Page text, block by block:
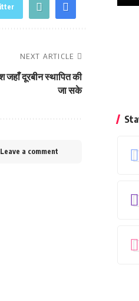
NEXT ARTICLE
जहाँ दूरबीन स्थापित की
जा सके
Leave a comment